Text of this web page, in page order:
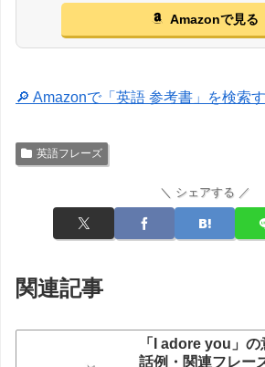
Amazonで見る
🔎 Amazonで「英語 参考書」を検索
英語フレーズ
＼ シェアする ／
関連記事
「I adore you」
話例・関連フレー